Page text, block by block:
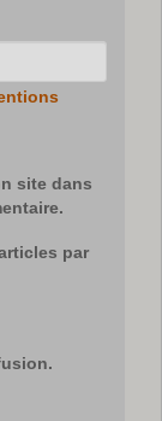
site dans
par